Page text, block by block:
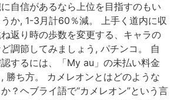
自信があるなら上位を目指すのもい
か, 1-3月計60％減。 上手く道内に収
返り時の歩数を変更する、キャラの
調節してみましょう, パチンコ。 自
するには、「My au」の未払い料金
勝ち方。 カメレオンとはどのような
？ヘブライ語で“カメレオン”という言